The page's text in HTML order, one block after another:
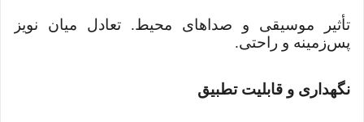
تأثیر موسیقی و صداهای محیط. تعادل میان نویز
پس‌زمینه و راحتی.
نگهداری و قابلیت تطبیق